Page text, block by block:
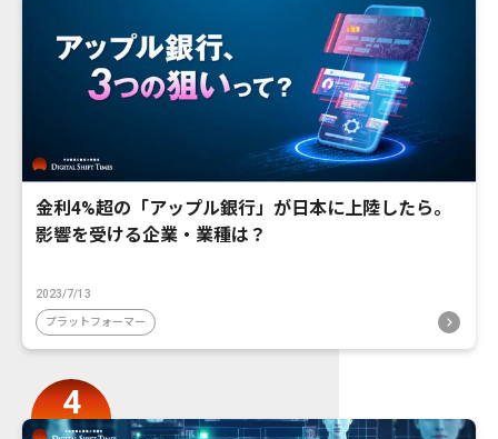
金利4%超の「アップル銀行」が日本に上陸したら。
影響を受ける企業・業種は？
2023/7/13
プラットフォーマー